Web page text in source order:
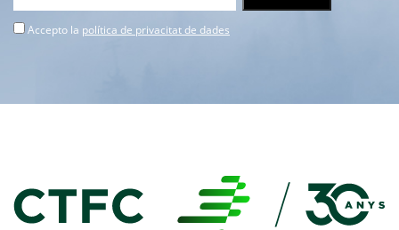
Accepto la política de privacitat de dades